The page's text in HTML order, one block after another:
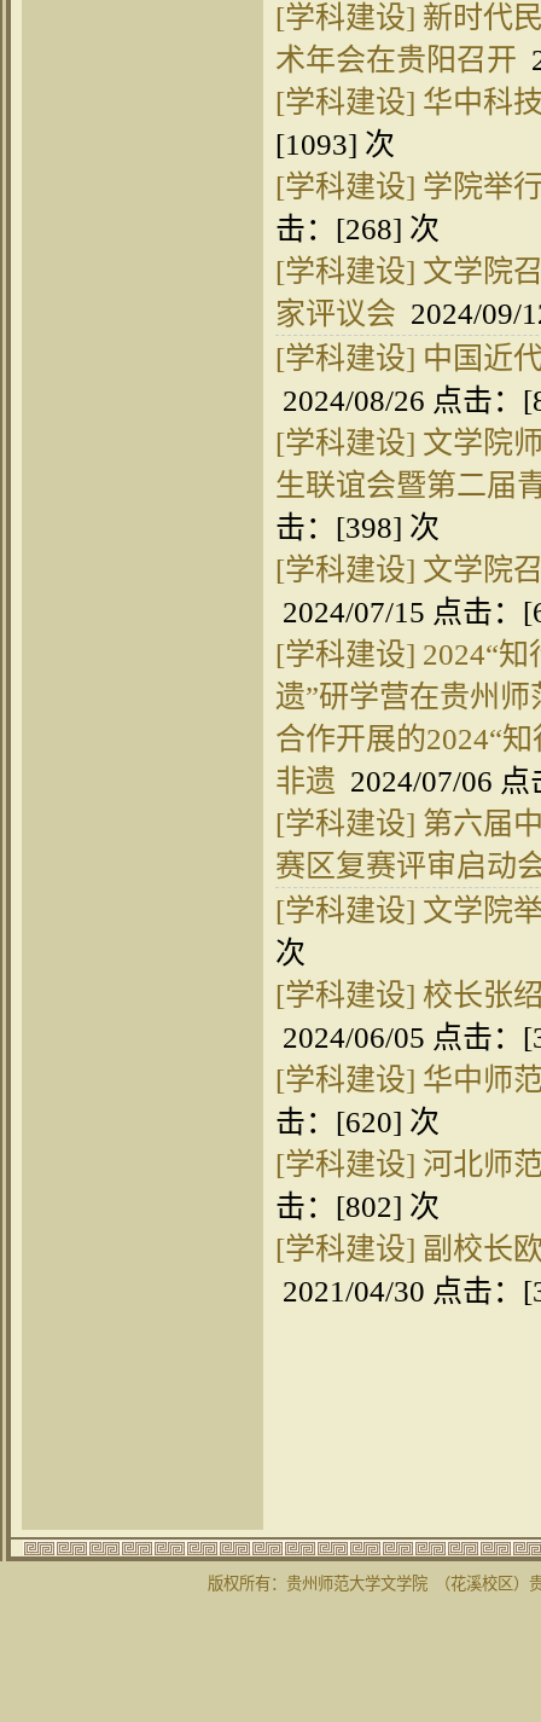
[学科建设] 新时代
术年会在贵阳召开
[学科建设] 华中科
[1093] 次
[学科建设] 学院举
击：[268] 次
[学科建设] 文学院
家评议会 2024/09/
[学科建设] 中国近
2024/08/26 点击：[
[学科建设] 文学院
生联谊会暨第二届
击：[398] 次
[学科建设] 文学院
2024/07/15 点击：[
[学科建设] 2024“
遗”研学营在贵州
合作开展的2024“
非遗 2024/07/06 点
[学科建设] 第六届
赛区复赛评审启动
[学科建设] 文学院
次
[学科建设] 校长张
2024/06/05 点击：[
[学科建设] 华中师
击：[620] 次
[学科建设] 河北师
击：[802] 次
[学科建设] 副校长
2021/04/30 点击：[
版权所有：贵州师范大学文学院 （花溪校区